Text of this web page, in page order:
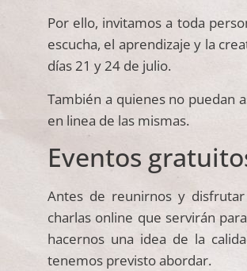
Por ello, invitamos a toda
escucha, el aprendizaje y la
días 21 y 24 de julio.
También a quienes no puedan
en linea de las mismas.
Eventos
Antes de reunirnos y
charlas online que servirán
hacernos una idea de la
tenemos previsto abordar.